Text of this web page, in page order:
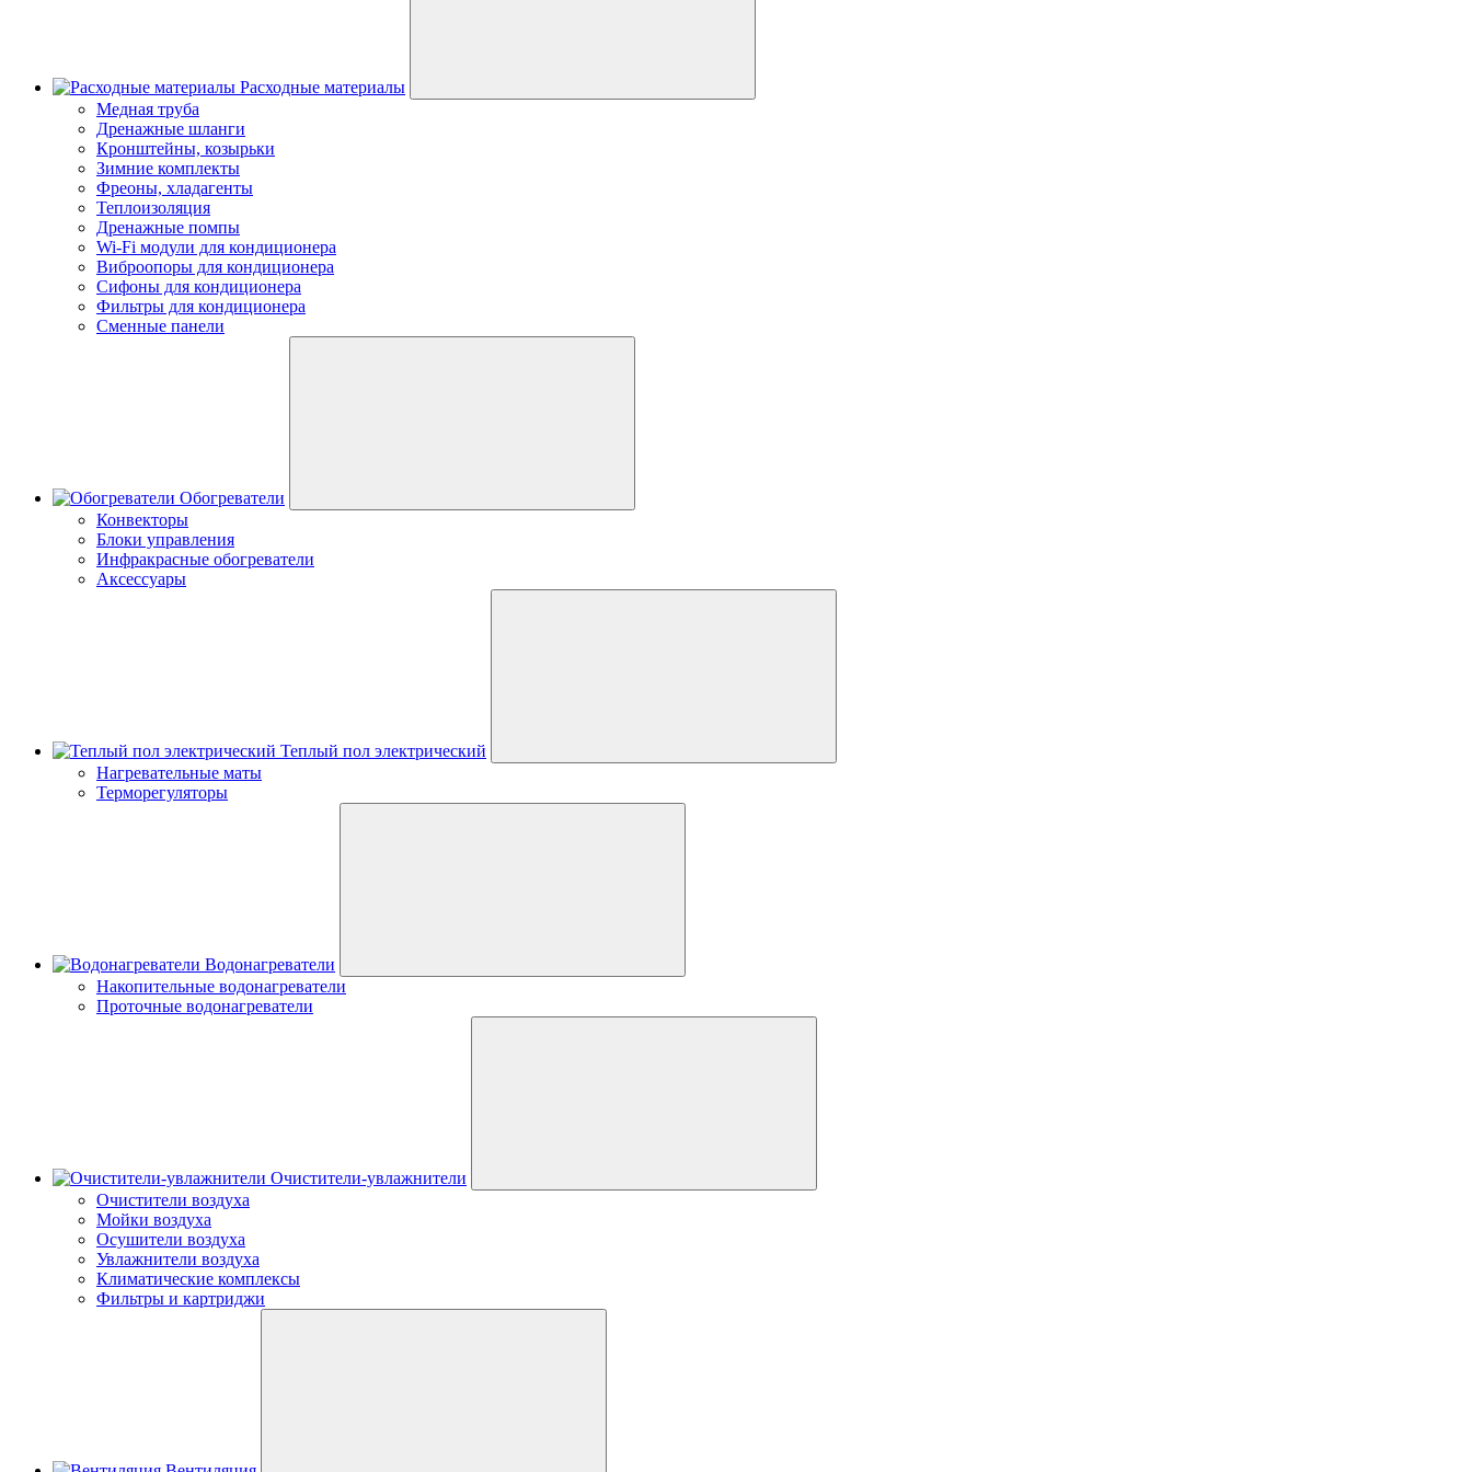
Расходные материалы
Медная труба
Дренажные шланги
Кронштейны, козырьки
Зимние комплекты
Фреоны, хладагенты
Теплоизоляция
Дренажные помпы
Wi-Fi модули для кондиционера
Виброопоры для кондиционера
Сифоны для кондиционера
Фильтры для кондиционера
Сменные панели
Обогреватели
Конвекторы
Блоки управления
Инфракрасные обогреватели
Аксессуары
Теплый пол электрический
Нагревательные маты
Терморегуляторы
Водонагреватели
Накопительные водонагреватели
Проточные водонагреватели
Очистители-увлажнители
Очистители воздуха
Мойки воздуха
Осушители воздуха
Увлажнители воздуха
Климатические комплексы
Фильтры и картриджи